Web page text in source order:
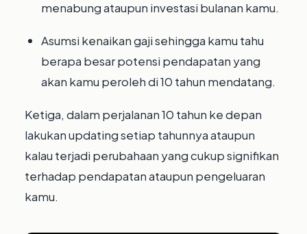
menabung ataupun investasi bulanan kamu.⁣
Asumsi kenaikan gaji sehingga kamu tahu
berapa besar potensi pendapatan yang
akan kamu peroleh di 10 tahun mendatang.⁣
Ketiga, dalam perjalanan 10 tahun ke depan
lakukan updating setiap tahunnya ataupun
kalau terjadi perubahaan yang cukup signifikan
terhadap pendapatan ataupun pengeluaran
kamu.